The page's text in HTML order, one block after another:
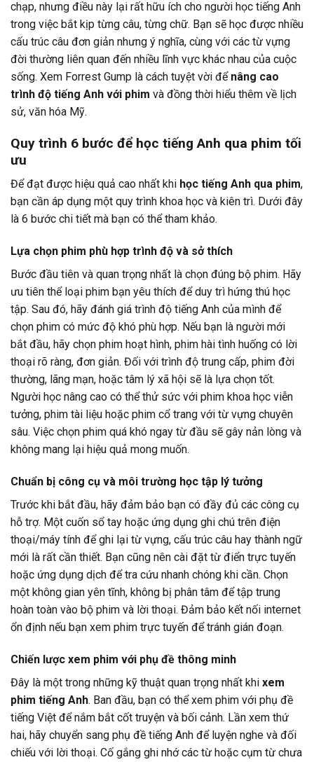
chạp, nhưng điều này lại rất hữu ích cho người học tiếng Anh
trong việc bắt kịp từng câu, từng chữ. Bạn sẽ học được nhiều
cấu trúc câu đơn giản nhưng ý nghĩa, cùng với các từ vựng
đời thường liên quan đến nhiều lĩnh vực khác nhau của cuộc
sống. Xem Forrest Gump là cách tuyệt vời để nâng cao
trình độ tiếng Anh với phim và đồng thời hiểu thêm về lịch
sử, văn hóa Mỹ.
Quy trình 6 bước để học tiếng Anh qua phim tối
ưu
Để đạt được hiệu quả cao nhất khi học tiếng Anh qua phim,
bạn cần áp dụng một quy trình khoa học và kiên trì. Dưới đây
là 6 bước chi tiết mà bạn có thể tham khảo.
Lựa chọn phim phù hợp trình độ và sở thích
Bước đầu tiên và quan trọng nhất là chọn đúng bộ phim. Hãy
ưu tiên thể loại phim bạn yêu thích để duy trì hứng thú học
tập. Sau đó, hãy đánh giá trình độ tiếng Anh của mình để
chọn phim có mức độ khó phù hợp. Nếu bạn là người mới
bắt đầu, hãy chọn phim hoạt hình, phim hài tình huống có lời
thoại rõ ràng, đơn giản. Đối với trình độ trung cấp, phim đời
thường, lãng mạn, hoặc tâm lý xã hội sẽ là lựa chọn tốt.
Người học nâng cao có thể thử sức với phim khoa học viễn
tưởng, phim tài liệu hoặc phim cổ trang với từ vựng chuyên
sâu. Việc chọn phim quá khó ngay từ đầu sẽ gây nản lòng và
không mang lại hiệu quả mong muốn.
Chuẩn bị công cụ và môi trường học tập lý tưởng
Trước khi bắt đầu, hãy đảm bảo bạn có đầy đủ các công cụ
hỗ trợ. Một cuốn sổ tay hoặc ứng dụng ghi chú trên điện
thoại/máy tính để ghi lại từ vựng, cấu trúc câu hay thành ngữ
mới là rất cần thiết. Bạn cũng nên cài đặt từ điển trực tuyến
hoặc ứng dụng dịch để tra cứu nhanh chóng khi cần. Chọn
một không gian yên tĩnh, không bị phân tâm để tập trung
hoàn toàn vào bộ phim và lời thoại. Đảm bảo kết nối internet
ổn định nếu bạn xem phim trực tuyến để tránh gián đoạn.
Chiến lược xem phim với phụ đề thông minh
Đây là một trong những kỹ thuật quan trọng nhất khi xem
phim tiếng Anh. Ban đầu, bạn có thể xem phim với phụ đề
tiếng Việt để nắm bắt cốt truyện và bối cảnh. Lần xem thứ
hai, hãy chuyển sang phụ đề tiếng Anh để luyện nghe và đối
chiếu với lời thoại. Cố gắng ghi nhớ các từ hoặc cụm từ chưa